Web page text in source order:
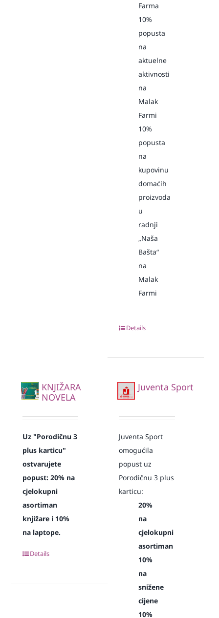
Farma
10%
popusta
na
aktuelne
aktivnosti
na
Malak
Farmi
10%
popusta
na
kupovinu
domaćih
proizvoda
u
radnji
„Naša
Bašta“
na
Malak
Farmi
Details
KNJIŽARA
NOVELA
Uz "Porodičnu 3
plus karticu"
ostvarujete
popust: 20% na
cjelokupni
asortiman
knjižare i 10%
na laptope.
Details
Juventa Sport
Juventa Sport
omogućila
popust uz
Porodičnu 3 plus
karticu:
20%
na
cjelokupni
asortiman
10%
na
snižene
cijene
10%